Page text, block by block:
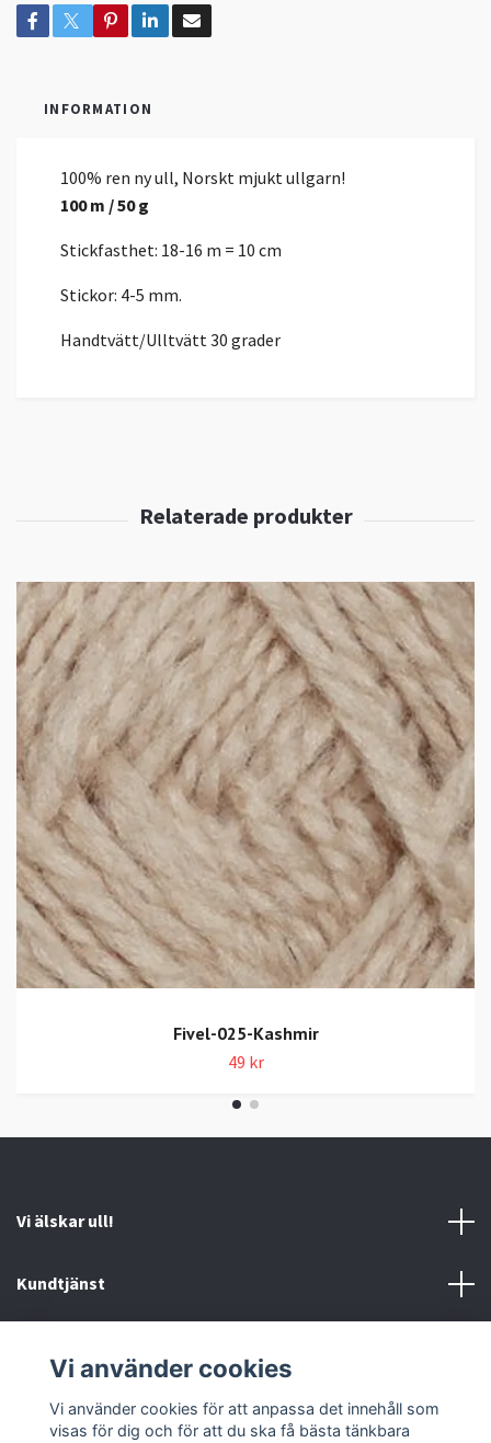
INFORMATION
100% ren ny ull, Norskt mjukt ullgarn!
100 m / 50 g
Stickfasthet: 18-16 m = 10 cm
Stickor: 4-5 mm.
Handtvätt/Ulltvätt 30 grader
Fivel-025-Kashmir
49 kr
Vi älskar ull!
Kundtjänst
Sociala medier
Vi använder cookies
Vi använder cookies för att anpassa det innehåll som
visas för dig och för att du ska få bästa tänkbara